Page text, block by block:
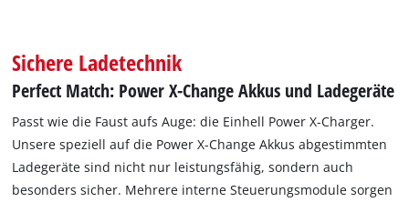
Sichere Ladetechnik
Perfect Match: Power X-Change Akkus und Ladegeräte
Passt wie die Faust aufs Auge: die Einhell Power X-Charger.
Unsere speziell auf die Power X-Change Akkus abgestimmten
Ladegeräte sind nicht nur leistungsfähig, sondern auch
besonders sicher. Mehrere interne Steuerungsmodule sorgen